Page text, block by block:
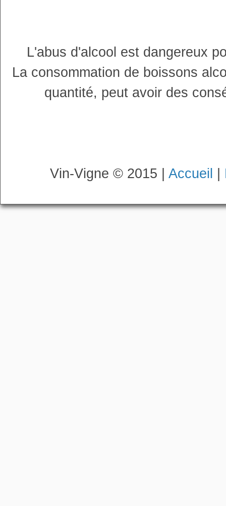
L'abus d'alcool est dangereux
La consommation de boissons
quantité, peut avoir des
Vin-Vigne © 2015 | Accueil